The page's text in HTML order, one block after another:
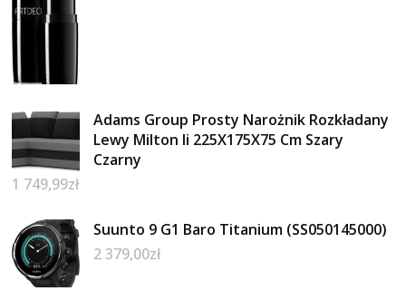
Adams Group Prosty Narożnik Rozkładany
Lewy Milton Ii 225X175X75 Cm Szary
Czarny
1 749,99zł
Suunto 9 G1 Baro Titanium (SS050145000)
2 379,00zł